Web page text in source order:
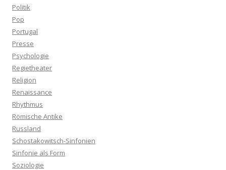
Politik
Pop
Portugal
Presse
Psychologie
Regietheater
Religion
Renaissance
Rhythmus
Römische Antike
Russland
Schostakowitsch-Sinfonien
Sinfonie als Form
Soziologie